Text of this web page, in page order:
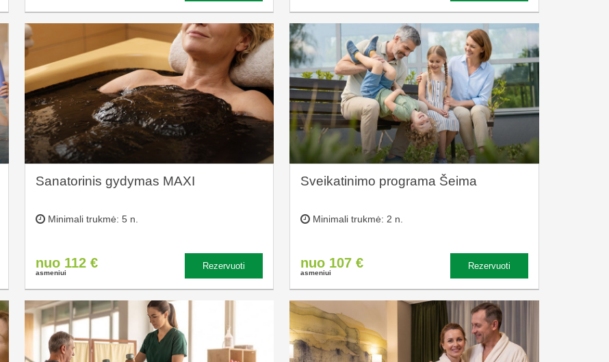
Sanatorinis gydymas MAXI
Minimali trukmė: 5 n.
nuo 112 €
asmeniui
Rezervuoti
Sveikatinimo programa Šeima
Minimali trukmė: 2 n.
nuo 107 €
asmeniui
Rezervuoti